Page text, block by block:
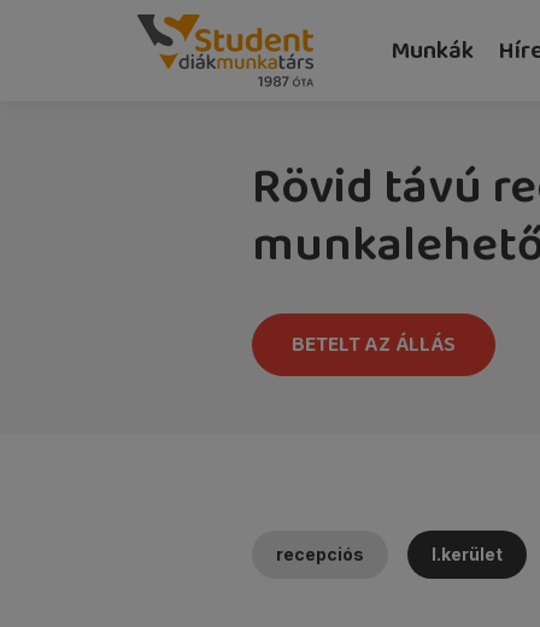
Munkák
Rövid távú
BETELT AZ ÁLLÁS
recepciós I.kerület